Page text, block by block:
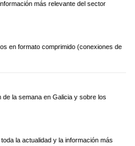
más relevante del sector
en formato comprimido (conexiones de
la semana en Galicia y sobre los
la actualidad y la información más